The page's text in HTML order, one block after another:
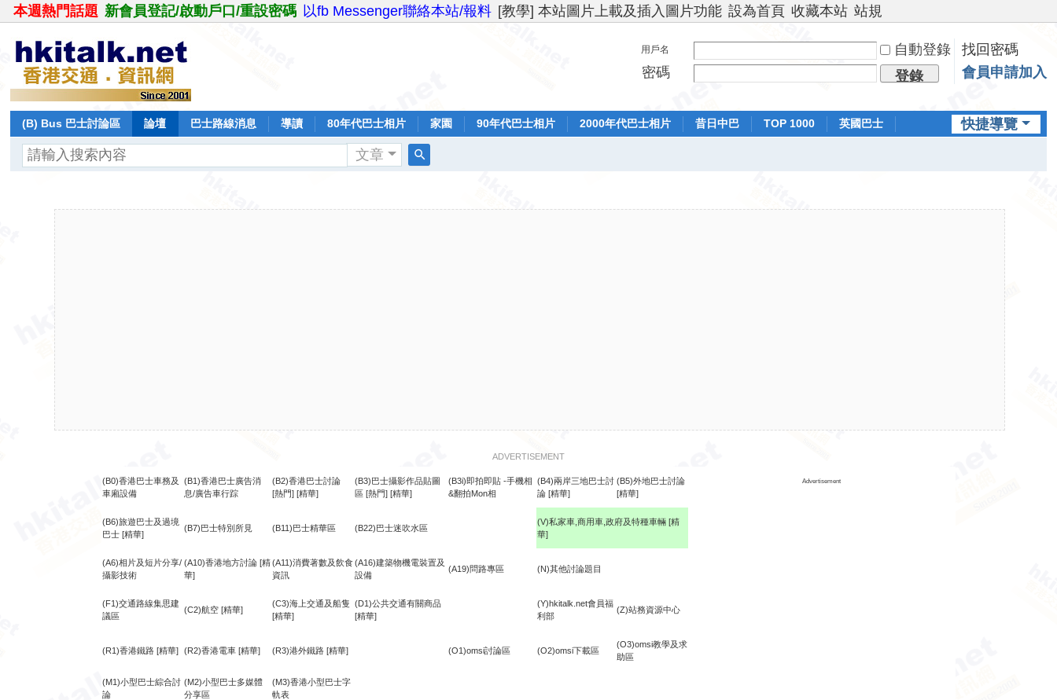
本週熱門話題 新會員登記/啟動戶口/重設密碼 以fb Messenger聯絡本站/報料 [教學] 本站圖片上載及插入圖片功能 設為首頁 收藏本站 站規
用戶名 自動登錄
找回密碼
密碼
登錄 會員申請加入
快捷導覽
(B) Bus 巴士討論區 論壇 巴士路線消息 導讀 80年代巴士相片 家園 90年代巴士相片 2000年代巴士相片 昔日中巴 TOP 1000
英國巴士
文章
ADVERTISEMENT
(B0)香港巴士車務及
車廂設備
(B1)香港巴士廣告消
息/廣告車行踪
(B2)香港巴士討論
[熱門] [精華]
(B3)巴士攝影作品貼圖
區 [熱門] [精華]
(B3i)即拍即貼 -手機相
&翻拍Mon相
(B4)兩岸三地巴士討
論 [精華]
(B5)外地巴士討論
[精華]
Advertisement
(B6)旅遊巴士及過境
巴士 [精華]
(B7)巴士特別所見 (B11)巴士精華區 (B22)巴士迷吹水區
(V)私家車,商用車,政府及特種車輛 [精
華]
(A6)相片及短片分享/
攝影技術
(A10)香港地方討論 [精
華]
(A11)消費著數及飲食
資訊
(A16)建築物機電裝置及
設備
(A19)問路專區 (N)其他討論題目
(F1)交通路線集思建
議區
(C2)航空 [精華]
(C3)海上交通及船隻
[精華]
(D1)公共交通有關商品
[精華]
(Y)hkitalk.net會員福
利部
(Z)站務資源中心
(R1)香港鐵路 [精華] (R2)香港電車 [精華] (R3)港外鐵路 [精華] (O1)omsi討論區 (O2)omsi下載區
(O3)omsi教學及求
助區
(M1)小型巴士綜合討
論
(M2)小型巴士多媒體
分享區
(M3)香港小型巴士字
軌表